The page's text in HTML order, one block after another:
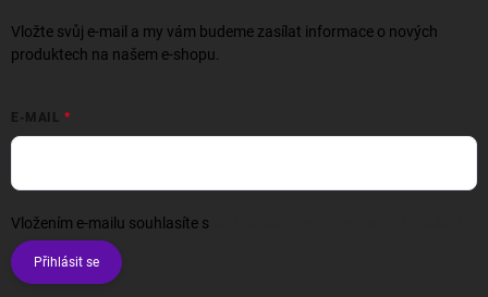
Vložte svůj e-mail a my vám budeme zasílat informace o nových
produktech na našem e-shopu.
E-MAIL
Vložením e-mailu souhlasíte s
Přihlásit se